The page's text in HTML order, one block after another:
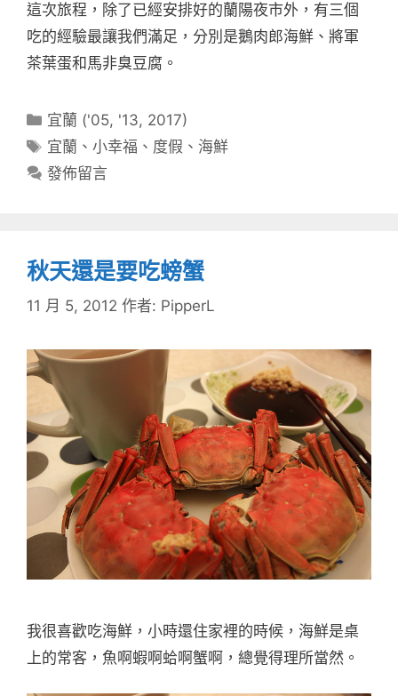
這次旅程，除了已經安排好的蘭陽夜市外，有三個
吃的經驗最讓我們滿足，分別是鵝肉郎海鮮、將軍
茶葉蛋和馬非臭豆腐。
分
類
宜蘭 ('05, '13, 2017)
標
籤
宜蘭 、小幸福 、 度假 、 海鮮
發佈留言
秋天還是要吃螃蟹
11 月 5, 2012 作者: PipperL
我很喜歡吃海鮮，小時還住家裡的時候，海鮮是桌
上的常客，魚啊蝦啊蛤啊蟹啊，總覺得理所當然。